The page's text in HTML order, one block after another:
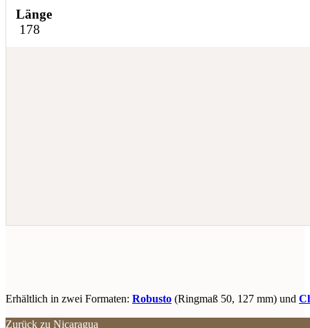
Länge
178
Erhältlich in zwei Formaten: Robusto (Ringmaß 50, 127 mm) und
Zurück zu Nicaragua